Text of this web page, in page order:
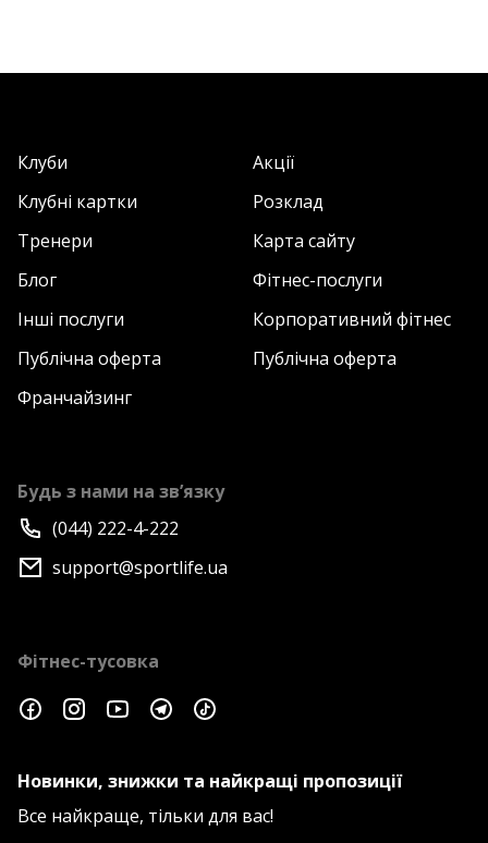
Клуби
Акції
Клубні картки
Розклад
Тренери
Карта сайту
Блог
Фітнес-послуги
Інші послуги
Корпоративний фітнес
Публічна оферта
Публічна оферта
Франчайзинг
Будь з нами на зв’язку
(044) 222-4-222
support@sportlife.ua
Фітнес-тусовка
Новинки, знижки та найкращі пропозиції
Все найкраще, тільки для вас!